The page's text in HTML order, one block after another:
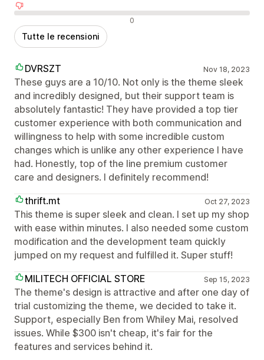
0
Tutte le recensioni
DVRSZT Nov 18, 2023
These guys are a 10/10. Not only is the theme sleek
and incredibly designed, but their support team is
absolutely fantastic! They have provided a top tier
customer experience with both communication and
willingness to help with some incredible custom
changes which is unlike any other experience I have
had. Honestly, top of the line premium customer
care and designers. I definitely recommend!
thrift.mt
Oct 27, 2023
This theme is super sleek and clean. I set up my shop
with ease within minutes. I also needed some custom
modification and the development team quickly
jumped on my request and fulfilled it. Super stuff!
MILITECH OFFICIAL STORE
Sep 15, 2023
The theme's design is attractive and after one day of
trial customizing the theme, we decided to take it.
Support, especially Ben from Whiley Mai, resolved
issues. While $300 isn't cheap, it's fair for the
features and services behind it.